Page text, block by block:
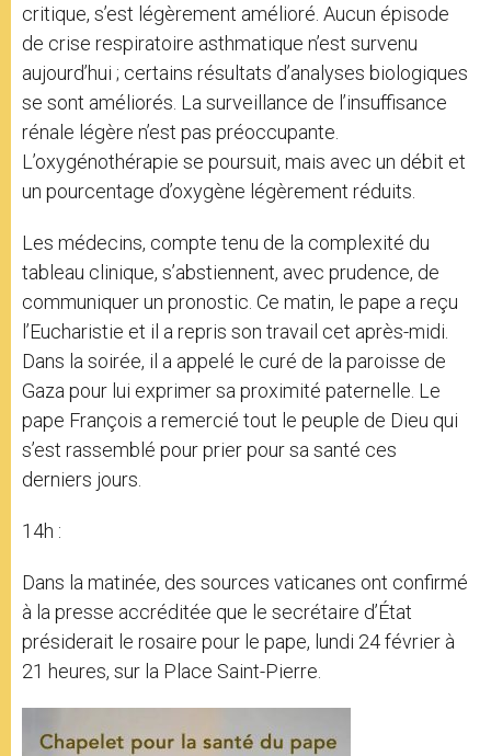
critique, s’est légèrement amélioré. Aucun épisode
de crise respiratoire asthmatique n’est survenu
aujourd’hui ; certains résultats d’analyses biologiques
se sont améliorés. La surveillance de l’insuffisance
rénale légère n’est pas préoccupante.
L’oxygénothérapie se poursuit, mais avec un débit et
un pourcentage d’oxygène légèrement réduits.
Les médecins, compte tenu de la complexité du
tableau clinique, s’abstiennent, avec prudence, de
communiquer un pronostic. Ce matin, le pape a reçu
l’Eucharistie et il a repris son travail cet après-midi.
Dans la soirée, il a appelé le curé de la paroisse de
Gaza pour lui exprimer sa proximité paternelle. Le
pape François a remercié tout le peuple de Dieu qui
s’est rassemblé pour prier pour sa santé ces
derniers jours.
14h :
Dans la matinée, des sources vaticanes ont confirmé
à la presse accréditée que le secrétaire d’État
présiderait le rosaire pour le pape, lundi 24 février à
21 heures, sur la Place Saint-Pierre.